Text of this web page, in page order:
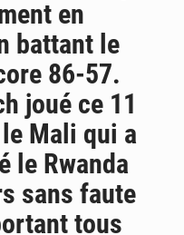
Emploi des jeunes au Mali : des compétences encore difficiles à valoriser
en
battant le
86-57.
joué ce 11
Mali qui a
le Rwanda
sans faute
tous